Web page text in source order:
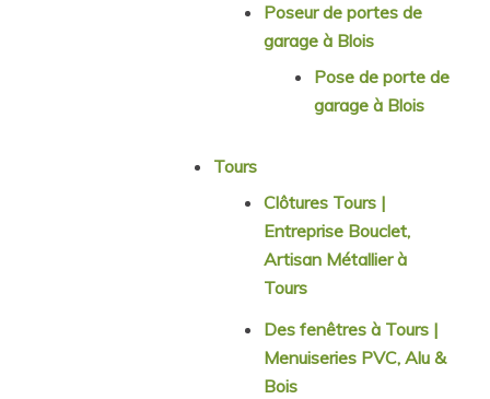
Poseur de portes de
garage à Blois
Pose de porte de
garage à Blois
Tours
Clôtures Tours |
Entreprise Bouclet,
Artisan Métallier à
Tours
Des fenêtres à Tours |
Menuiseries PVC, Alu &
Bois